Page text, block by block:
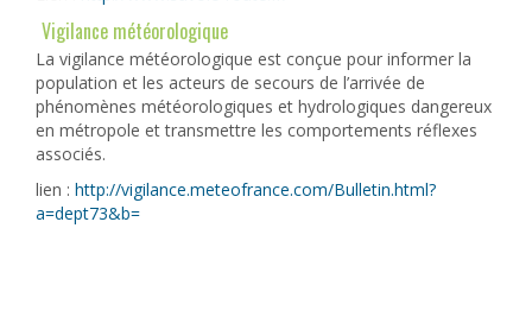
Vigilance météorologique
La vigilance météorologique est conçue pour informer la
population et les acteurs de secours de l’arrivée de
phénomènes météorologiques et hydrologiques dangereux
en métropole et transmettre les comportements réflexes
associés.
lien : http://vigilance.meteofrance.com/Bulletin.html?
a=dept73&b=